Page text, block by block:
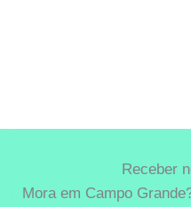
Receber
Mora em Campo